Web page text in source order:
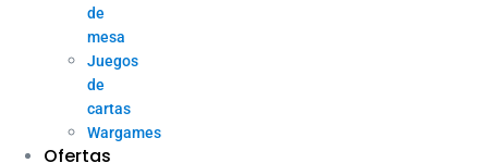
de
mesa
Juegos
de
cartas
Wargames
Ofertas